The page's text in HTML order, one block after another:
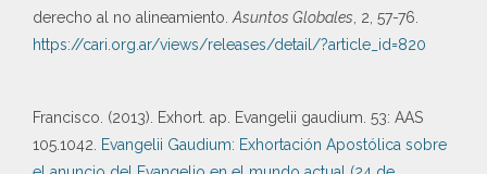
derecho al no alineamiento. Asuntos Globales , 2, 57-76.
https://cari.org.ar/views/releases/detail/?article_id=820
Francisco. (2013). Exhort. ap. Evangelii gaudium. 53: AAS
105.1042.
Evangelii Gaudium: Exhortación Apostólica sobre